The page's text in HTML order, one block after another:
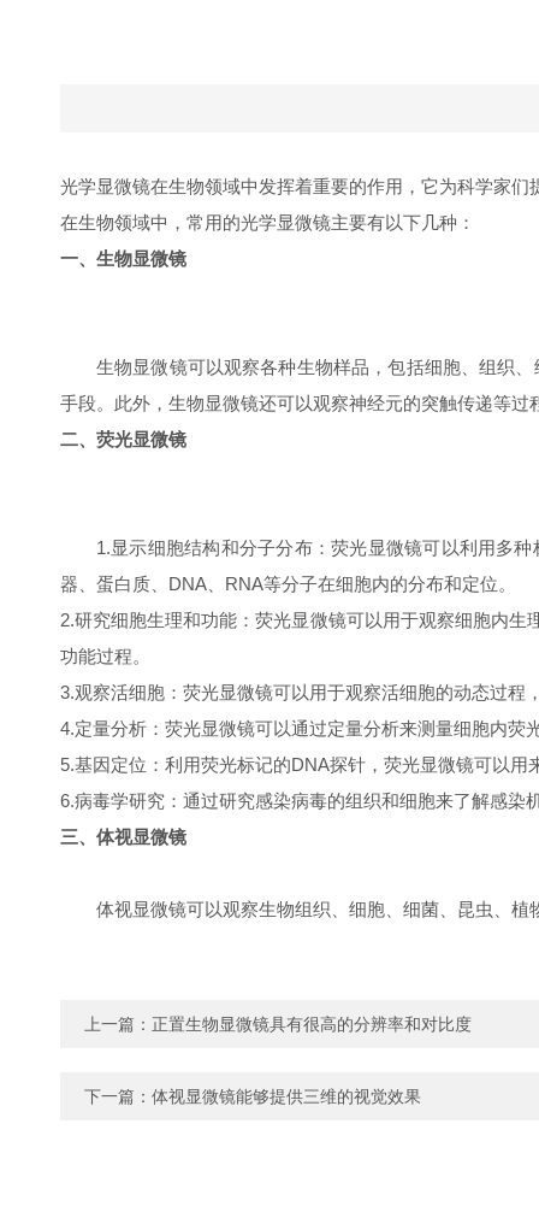
光学显微镜在生物领域中发挥着重要的作用，它为科学家
在生物领域中，常用的光学显微镜主要有以下几种：
一、生物显微镜
生物显微镜可以观察各种生物样品，包括细胞、组织
手段。此外，生物显微镜还可以观察神经元的突触传递等
二、荧光显微镜
1.显示细胞结构和分子分布：荧光显微镜可以利用多
器、蛋白质、DNA、RNA等分子在细胞内的分布和定位。
2.研究细胞生理和功能：荧光显微镜可以用于观察细胞内
功能过程。
3.观察活细胞：荧光显微镜可以用于观察活细胞的动态过
4.定量分析：荧光显微镜可以通过定量分析来测量细胞内
5.基因定位：利用荧光标记的DNA探针，荧光显微镜可以
6.病毒学研究：通过研究感染病毒的组织和细胞来了解感
三、体视显微镜
体视显微镜可以观察生物组织、细胞、细菌、昆虫、
上一篇： 正置生物显微镜具有很高的分辨率和对比度
下一篇： 体视显微镜能够提供三维的视觉效果